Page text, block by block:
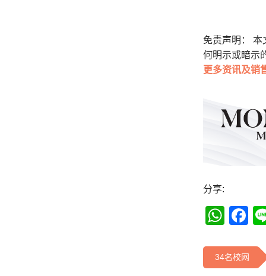
免责声明：
何明示或暗示
更多资讯及销
分享:
34名校网